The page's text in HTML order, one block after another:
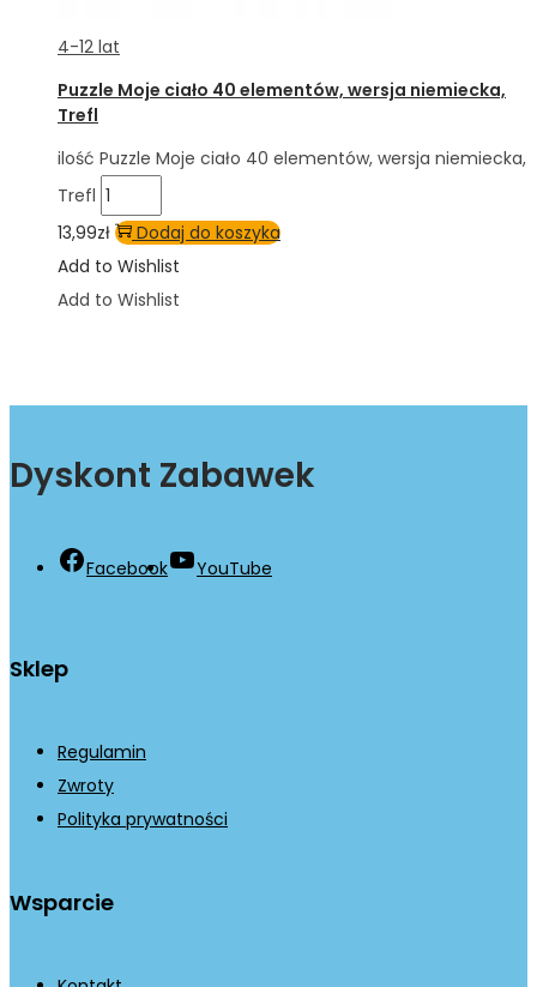
4-12 lat
Puzzle Moje ciało 40 elementów, wersja niemiecka,
Trefl
ilość Puzzle Moje ciało 40 elementów, wersja niemiecka,
Trefl
13,99zł
Dodaj do koszyka
Add to Wishlist
Add to Wishlist
Dyskont Zabawek
Facebook YouTube
Sklep
Regulamin
Zwroty
Polityka prywatności
Wsparcie